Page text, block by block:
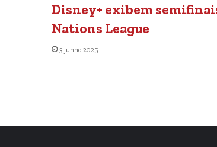
Disney+ exibem
Nations League
3 junho 2025